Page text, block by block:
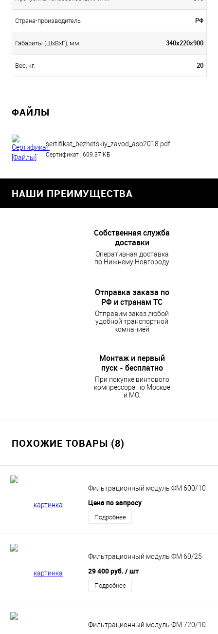
Страна-производитель РФ
Габариты (ШхВхГ), мм. 340х220х900
Вес, кг. 20
ФАЙЛЫ
sertifikat_bezhetskiy_zavod_aso2018.pdf
Сертификат , 609.37 КБ
НАШИ ПРЕИМУЩЕСТВА
Собственная служба
доставки
Оперативная доставка
по Нижнему Новгороду
Отправка заказа по
РФ и странам ТС
Отправим заказ любой
удобной транспортной
компанией
Монтаж и первый
пуск - бесплатно
При покупке винтового
компрессора по Москве
и МО.
ПОХОЖИЕ ТОВАРЫ (8)
Фильтрационный модуль ФМ 600/10
Цена по запросу
Подробнее
Фильтрационный модуль ФМ 60/25
29 400 руб. / шт
Подробнее
Фильтрационный модуль ФМ 720/10